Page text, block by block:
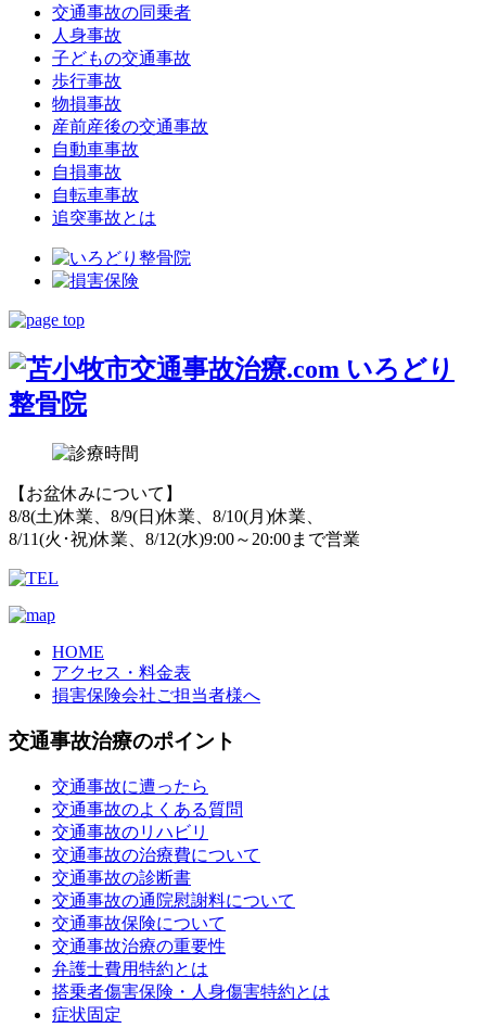
交通事故の同乗者
人身事故
子どもの交通事故
歩行事故
物損事故
産前産後の交通事故
自動車事故
自損事故
自転車事故
追突事故とは
【お盆休みについて】
8/8(土)休業、8/9(日)休業、8/10(月)休業、
8/11(火･祝)休業、8/12(水)9:00～20:00まで営業
HOME
アクセス・料金表
損害保険会社ご担当者様へ
交通事故治療のポイント
交通事故に遭ったら
交通事故のよくある質問
交通事故のリハビリ
交通事故の治療費について
交通事故の診断書
交通事故の通院慰謝料について
交通事故保険について
交通事故治療の重要性
弁護士費用特約とは
搭乗者傷害保険・人身傷害特約とは
症状固定